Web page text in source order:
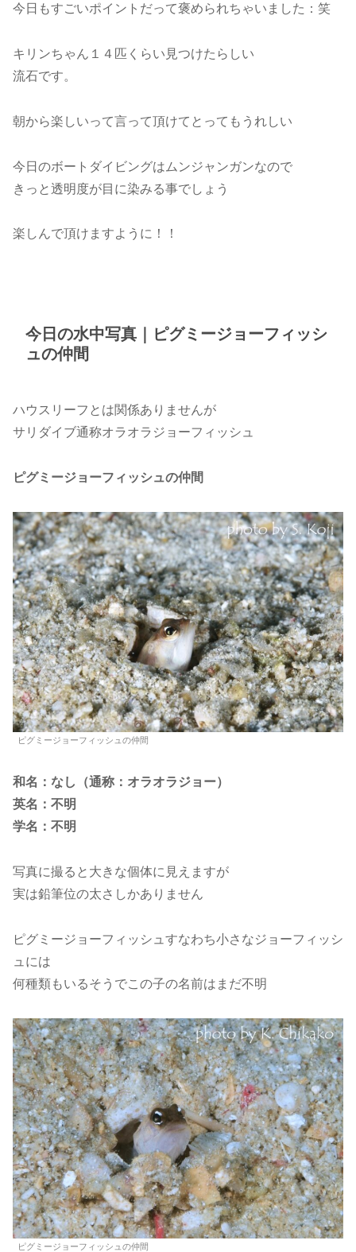
今日もすごいポイントだって褒められちゃいました：笑
キリンちゃん１４匹くらい見つけたらしい
流石です。
朝から楽しいって言って頂けてとってもうれしい
今日のボートダイビングはムンジャンガンなので
きっと透明度が目に染みる事でしょう
楽しんで頂けますように！！
今日の水中写真｜ピグミージョーフィッシ
ュの仲間
ハウスリーフとは関係ありませんが
サリダイブ通称オラオラジョーフィッシュ
ピグミージョーフィッシュの仲間
ピグミージョーフィッシュの仲間
和名：なし（通称：オラオラジョー）
英名：不明
学名：不明
写真に撮ると大きな個体に見えますが
実は鉛筆位の太さしかありません
ピグミージョーフィッシュすなわち小さなジョーフィッシ
ュには
何種類もいるそうでこの子の名前はまだ不明
ピグミージョーフィッシュの仲間